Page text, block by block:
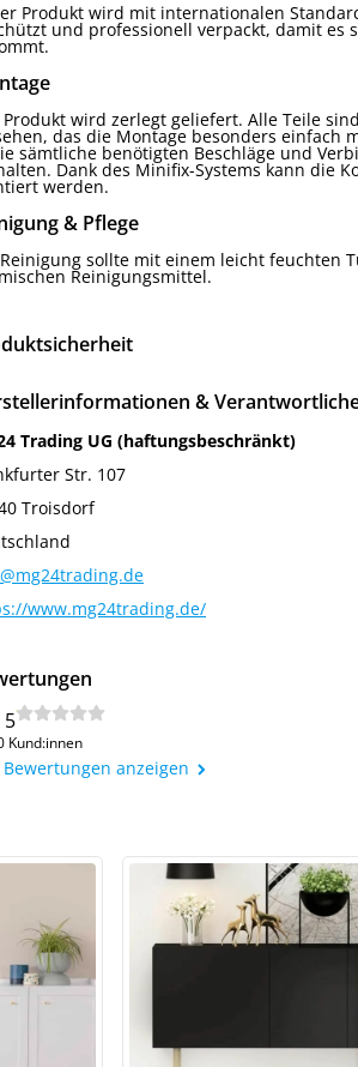
Produkt wird mit internationalen
und professionell verpackt, damit es
Produkt wird zerlegt geliefert. Alle Teile
das die Montage besonders einfach
sämtliche benötigten Beschläge und
Dank des Minifix-Systems kann die
werden.
& Pflege
sollte mit einem leicht feuchten
Reinigungsmittel.
&
Trading UG (haftungsbeschränkt)
Str. 107
Troisdorf
www.mg24trading.de/
Kund:innen
anzeigen